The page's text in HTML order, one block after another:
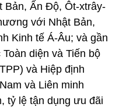
Bản, Ấn Độ, Ôt-xtrây-
với Nhật Bản,
Kinh tế Á-Âu; và gần
diện và Tiến bộ
và Hiệp định
và Liên minh
tỷ lệ tận dụng ưu đãi